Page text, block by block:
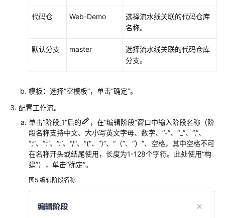
代码仓 Web-Demo
选择流水线关联的代码仓库
名称。
默认分支 master
选择流水线关联的代码仓库
分支。
模板：选择“空模板”，单击“确定”。
配置工作流。
单击“阶段_1”后的
，在“编辑阶段”窗口中输入阶段名称（阶
段名称支持中文、大小写英文字母、数字、“-”、“_”、“,”、
“;”、“:”、“.”、“/”、“(”、“)”、“（”、“）”、空格，其中空格不可
在名称开头或结尾使用，长度为1-128个字符。此处使用“构
建”），单击“确定”。
图5 编辑阶段名称